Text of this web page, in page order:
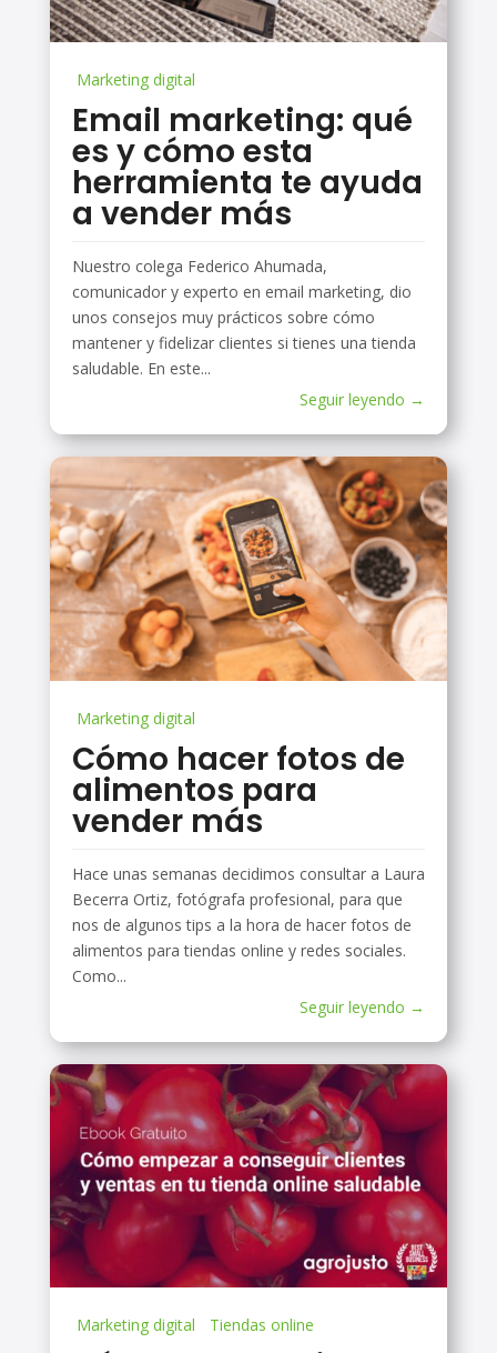
Marketing digital
Email marketing: qué
es y cómo esta
herramienta te ayuda
a vender más
Nuestro colega Federico Ahumada,
comunicador y experto en email marketing, dio
unos consejos muy prácticos sobre cómo
mantener y fidelizar clientes si tienes una tienda
saludable. En este...
Seguir leyendo →
Marketing digital
Cómo hacer fotos de
alimentos para
vender más
Hace unas semanas decidimos consultar a Laura
Becerra Ortiz, fotógrafa profesional, para que
nos de algunos tips a la hora de hacer fotos de
alimentos para tiendas online y redes sociales.
Como...
Seguir leyendo →
Marketing digital Tiendas online